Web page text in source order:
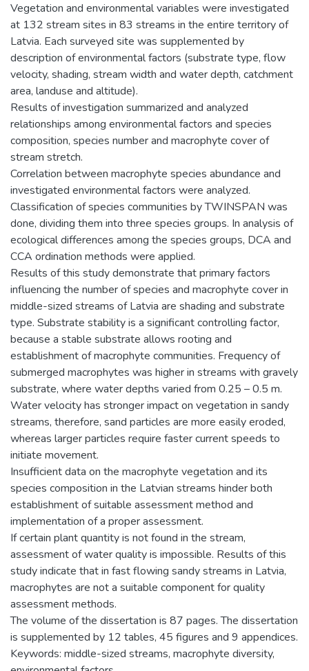
Vegetation and environmental variables were investigated
at 132 stream sites in 83 streams in the entire territory of
Latvia. Each surveyed site was supplemented by
description of environmental factors (substrate type, flow
velocity, shading, stream width and water depth, catchment
area, landuse and altitude).
Results of investigation summarized and analyzed
relationships among environmental factors and species
composition, species number and macrophyte cover of
stream stretch.
Correlation between macrophyte species abundance and
investigated environmental factors were analyzed.
Classification of species communities by TWINSPAN was
done, dividing them into three species groups. In analysis of
ecological differences among the species groups, DCA and
CCA ordination methods were applied.
Results of this study demonstrate that primary factors
influencing the number of species and macrophyte cover in
middle-sized streams of Latvia are shading and substrate
type. Substrate stability is a significant controlling factor,
because a stable substrate allows rooting and
establishment of macrophyte communities. Frequency of
submerged macrophytes was higher in streams with gravely
substrate, where water depths varied from 0.25 – 0.5 m.
Water velocity has stronger impact on vegetation in sandy
streams, therefore, sand particles are more easily eroded,
whereas larger particles require faster current speeds to
initiate movement.
Insufficient data on the macrophyte vegetation and its
species composition in the Latvian streams hinder both
establishment of suitable assessment method and
implementation of a proper assessment.
If certain plant quantity is not found in the stream,
assessment of water quality is impossible. Results of this
study indicate that in fast flowing sandy streams in Latvia,
macrophytes are not a suitable component for quality
assessment methods.
The volume of the dissertation is 87 pages. The dissertation
is supplemented by 12 tables, 45 figures and 9 appendices.
Keywords: middle-sized streams, macrophyte diversity,